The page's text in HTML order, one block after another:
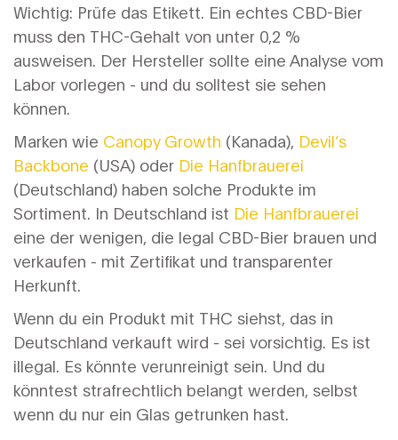
Wichtig: Prüfe das Etikett. Ein echtes CBD-Bier
muss den THC-Gehalt von unter 0,2 %
ausweisen. Der Hersteller sollte eine Analyse vom
Labor vorlegen - und du solltest sie sehen
können.
Marken wie Canopy Growth (Kanada), Devil’s
Backbone (USA) oder Die Hanfbrauerei
(Deutschland) haben solche Produkte im
Sortiment. In Deutschland ist Die Hanfbrauerei
eine der wenigen, die legal CBD-Bier brauen und
verkaufen - mit Zertifikat und transparenter
Herkunft.
Wenn du ein Produkt mit THC siehst, das in
Deutschland verkauft wird - sei vorsichtig. Es ist
illegal. Es könnte verunreinigt sein. Und du
könntest strafrechtlich belangt werden, selbst
wenn du nur ein Glas getrunken hast.